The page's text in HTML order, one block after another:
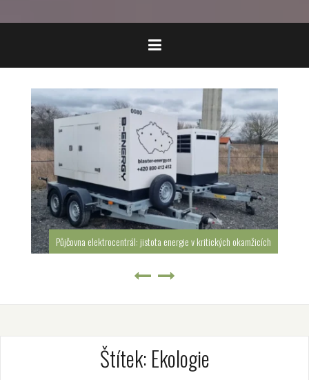
Půjčovna elektrocentrál: jistota energie v kritických okamžicích
Štítek: Ekologie